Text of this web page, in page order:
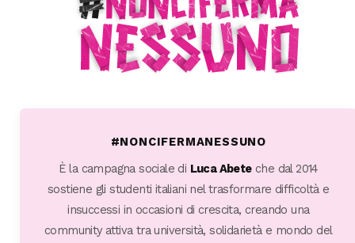
#NONCIFERMANESSUNO
È la campagna sociale di Luca Abeteche dal 2014
sostiene gli studenti italiani nel trasformare difficoltà e
insuccessi in occasioni di crescita, creando una
community attiva tra università, solidarietà e mondo del